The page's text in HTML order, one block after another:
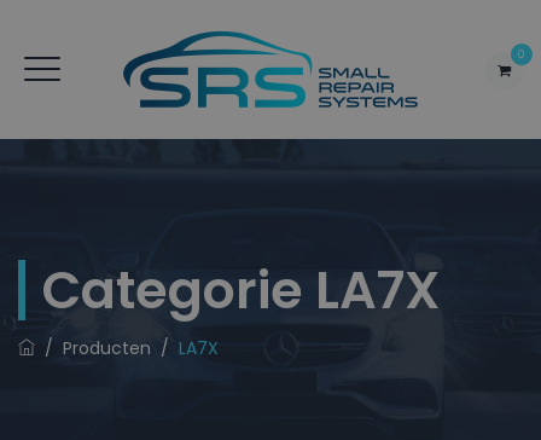
0
Categorie LA7X
/ Producten / LA7X